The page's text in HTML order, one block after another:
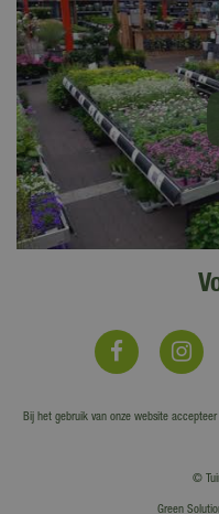
Bij het gebruik van onze website accepteer
©
Green